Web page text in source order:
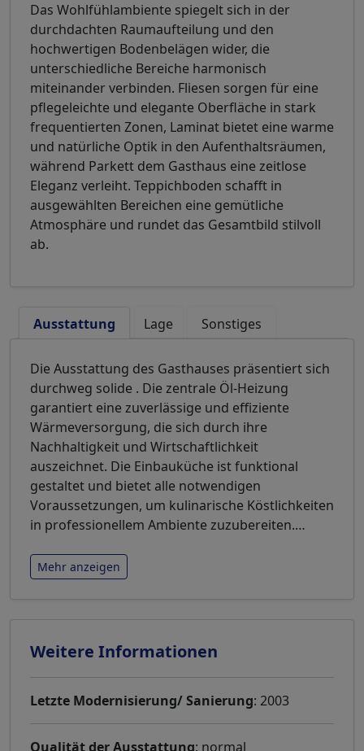
Das Wohlfühlambiente spiegelt sich in der
durchdachten Raumaufteilung und den
hochwertigen Bodenbelägen wider, die
unterschiedliche Bereiche harmonisch
miteinander verbinden. Fliesen sorgen für eine
pflegeleichte und elegante Oberfläche in stark
frequentierten Zonen, Laminat bietet eine warme
und natürliche Optik in den Aufenthaltsräumen,
während Parkett dem Gasthaus eine zeitlose
Eleganz verleiht. Teppichboden schafft in
ausgewählten Bereichen eine gemütliche
Atmosphäre und rundet das Gesamtbild stilvoll
ab.
Ausstattung Lage Sonstiges
Die Ausstattung des Gasthauses präsentiert sich
durchweg solide . Die zentrale Öl-Heizung
garantiert eine zuverlässige und effiziente
Wärmeversorgung, die sich durch ihre
Nachhaltigkeit und Wirtschaftlichkeit
auszeichnet. Die Einbauküche ist funktional
gestaltet und bietet alle notwendigen
Voraussetzungen, um kulinarische Köstlichkeiten
in professionellem Ambiente zuzubereiten.…
Mehr anzeigen
Weitere Informationen
Letzte Modernisierung/ Sanierung: 2003
Qualität der Ausstattung: normal